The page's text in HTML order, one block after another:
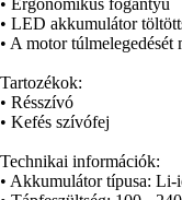
• Ergonómikus fogantyú
• LED akkumulátor
• A motor túlmelegedését
Tartozékok:
• Résszívó
• Kefés szívófej
Technikai információk:
• Akkumulátor típusa: